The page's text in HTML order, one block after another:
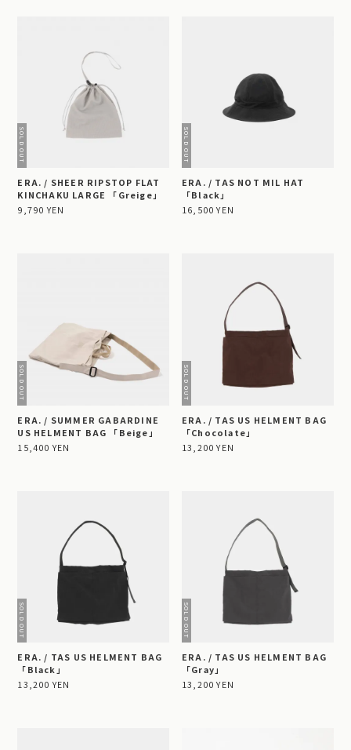
ERA. / SHEER RIPSTOP FLAT
KINCHAKU LARGE 「Greige」
9,790 YEN
ERA. / TAS NOT MIL HAT
「Black」
16,500 YEN
ERA. / SUMMER GABARDINE
US HELMENT BAG 「Beige」
15,400 YEN
ERA. / TAS US HELMENT BAG
「Chocolate」
13,200 YEN
ERA. / TAS US HELMENT BAG
「Black」
13,200 YEN
ERA. / TAS US HELMENT BAG
「Gray」
13,200 YEN